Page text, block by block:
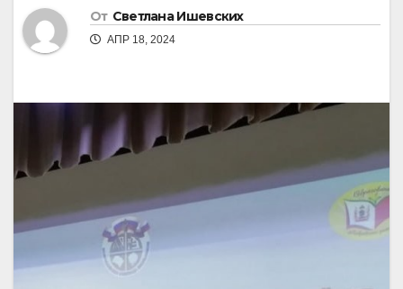
От Светлана Ишевских
АПР 18, 2024